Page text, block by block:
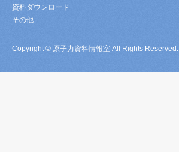
資料ダウンロード
その他
Copyright © 原子力資料情報室 All Rights Reserved.